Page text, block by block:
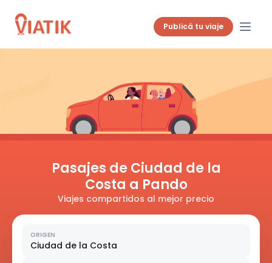
Publicá tu viaje
Pasajes de Ciudad de la
Costa a Pando
Viajes compartidos al mejor precio
ORIGEN
Ciudad de la Costa